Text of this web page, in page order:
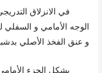
في الانزلاق
الوجه الأمامي و
و عنق الفخذ الأصلي
يشكل الجزء